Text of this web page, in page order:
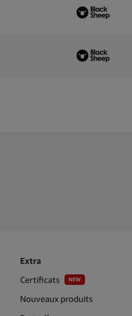
Extra
Certificats
NEW
Nouveaux produits